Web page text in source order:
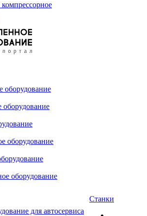
оборудование
оборудование
оборудование
оборудование
для автосервиса
Станки